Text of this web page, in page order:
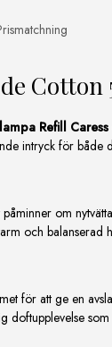
Cotton
Refill
intryck för både
om
och balanserad
för att ge en
doftupplevelse